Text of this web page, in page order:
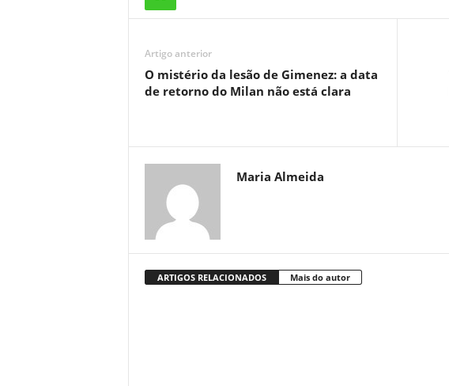
Artigo anterior
O mistério da lesão de Gimenez: a data
de retorno do Milan não está clara
Maria Almeida
ARTIGOS RELACIONADOS Mais do autor